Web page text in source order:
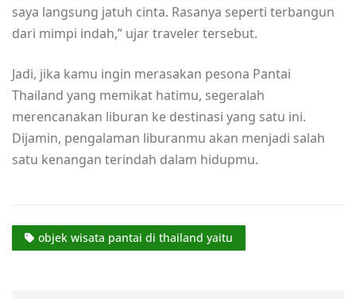
saya langsung jatuh cinta. Rasanya seperti terbangun
dari mimpi indah,” ujar traveler tersebut.
Jadi, jika kamu ingin merasakan pesona Pantai
Thailand yang memikat hatimu, segeralah
merencanakan liburan ke destinasi yang satu ini.
Dijamin, pengalaman liburanmu akan menjadi salah
satu kenangan terindah dalam hidupmu.
objek wisata pantai di thailand yaitu